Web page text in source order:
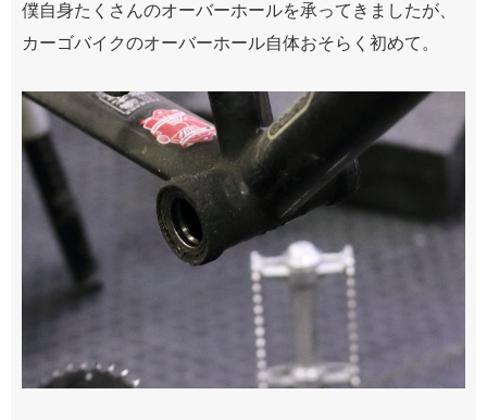
僕自身たくさんのオーバーホールを承ってきましたが、
カーゴバイクのオーバーホール自体おそらく初めて。